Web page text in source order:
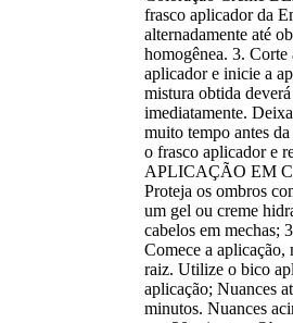
frasco aplicador da
alternadamente até
homogênea. 3. Corte
aplicador e inicie a
mistura obtida
imediatamente.
muito tempo antes
o frasco aplicador e
APLICAÇÃO EM
Proteja os ombros
um gel ou creme
cabelos em mechas;
Comece a aplicação,
raiz. Utilize o bico
aplicação; Nuances
minutos. Nuances